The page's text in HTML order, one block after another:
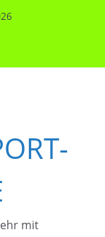
mit